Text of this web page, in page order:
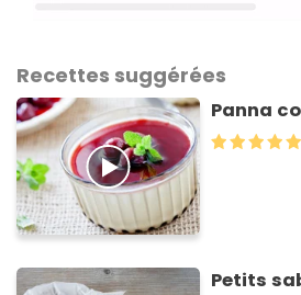
Recettes suggérées
Panna
Petits